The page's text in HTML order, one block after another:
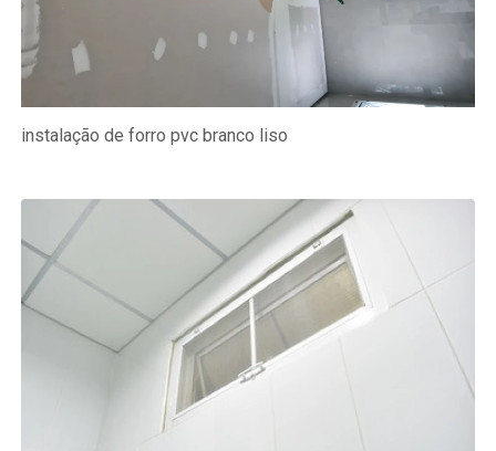
instalação de forro pvc branco liso